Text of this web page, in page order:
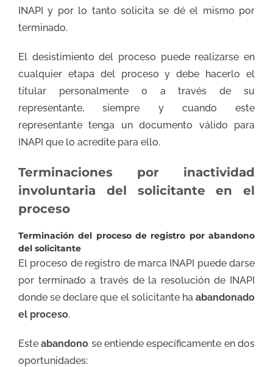
INAPI y por lo tanto solicita se dé el mismo por
terminado.
El desistimiento del proceso puede realizarse en
cualquier etapa del proceso y debe hacerlo el
titular personalmente o a través de su
representante, siempre y cuando este
representante tenga un documento válido para
INAPI que lo acredite para ello.
Terminaciones por inactividad
involuntaria del solicitante en el
proceso
Terminación del proceso de registro por abandono
del solicitante
El proceso de registro de marca INAPI puede darse
por terminado a través de la resolución de INAPI
donde se declare que el solicitante ha abandonado
el proceso.
Esteabandono se entiende específicamente en dos
oportunidades: